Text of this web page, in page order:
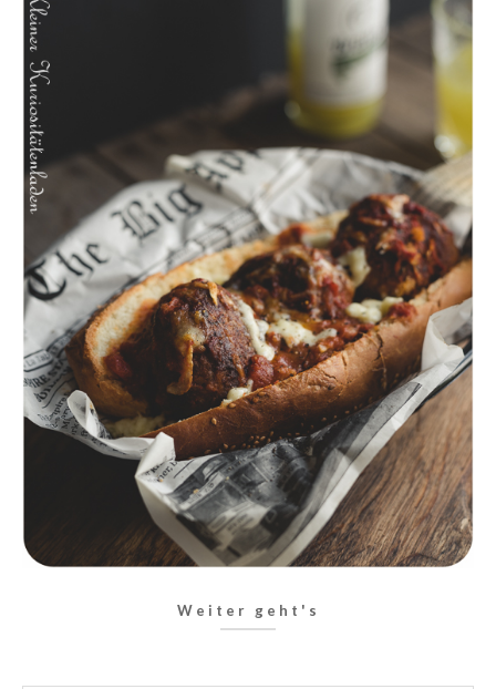
Weiter geht's